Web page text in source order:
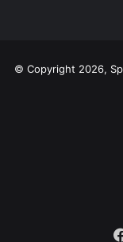
© Copyright 2026,